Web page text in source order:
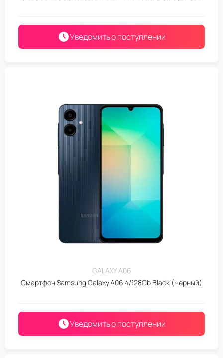
Уведомить о поступлении
GALAXY A06
Смартфон Samsung Galaxy A06 4/128Gb Black (Черный)
Уведомить о поступлении